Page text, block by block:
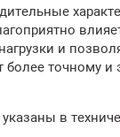
и
более точному
в